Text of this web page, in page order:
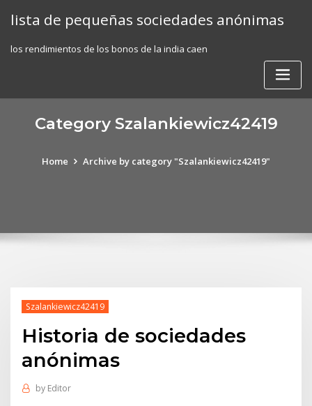
lista de pequeñas sociedades anónimas
los rendimientos de los bonos de la india caen
Category Szalankiewicz42419
Home Archive by category "Szalankiewicz42419"
Szalankiewicz42419
Historia de sociedades
anónimas
by Editor